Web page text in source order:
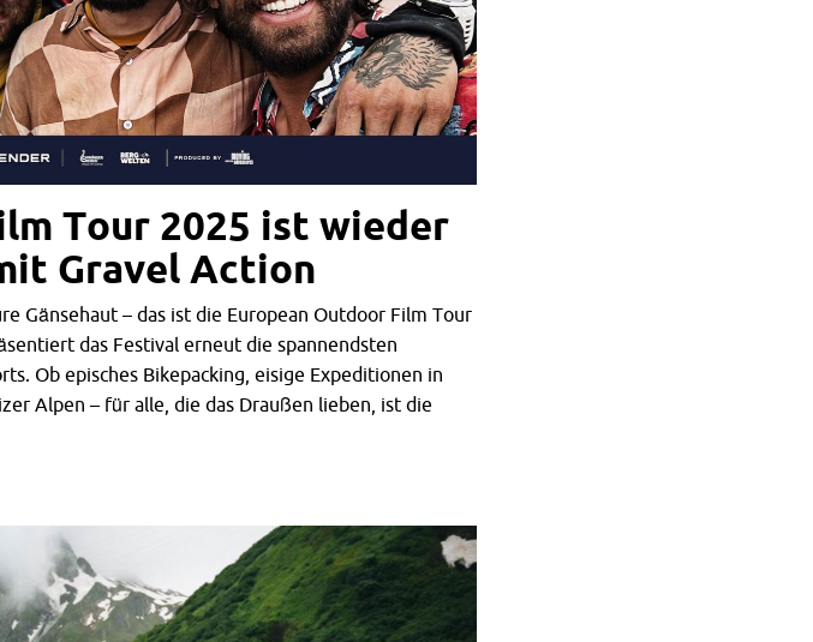
Tour 2025 ist wieder
Gravel Action
Gänsehaut – das ist die European Outdoor Film Tour
das Festival erneut die spannendsten
Ob episches Bikepacking, eisige Expeditionen in
Alpen – für alle, die das Draußen lieben, ist die